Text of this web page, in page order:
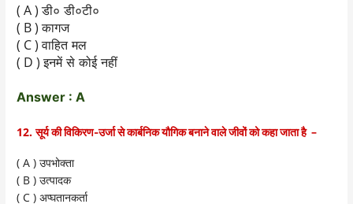
( A )डी० डी०टी०
( B )कागज
( C )वाहित मल
( D )इनमें से कोई नहीं
Answer : A
12.सूर्य की विकिरण-उर्जा से कार्बनिक यौगिक बनाने वाले जीवों को कहा जाता है–
( A )उपभोक्ता
( B )उत्पादक
( C )अप्घतानकर्ता